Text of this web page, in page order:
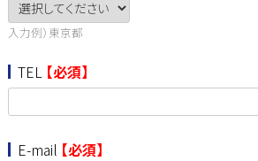
入力例）東京都
TEL 【必須】
E-mail 【必須】